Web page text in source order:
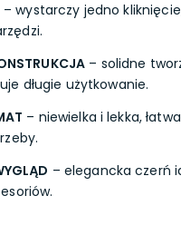
– wystarczy jedno
– solidne
długie użytkowanie.
– niewielka i lekka,
– elegancka czerń